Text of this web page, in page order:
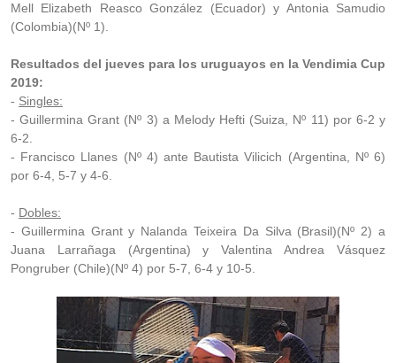
Mell Elizabeth Reasco González (Ecuador) y Antonia Samudio
(Colombia)(Nº 1).
Resultados del jueves para los uruguayos en la Vendimia Cup
2019:
- Singles:
- Guillermina Grant (Nº 3) a Melody Hefti (Suiza, Nº 11) por 6-2 y
6-2.
- Francisco Llanes (Nº 4) ante Bautista Vilicich (Argentina, Nº 6)
por 6-4, 5-7 y 4-6.
- Dobles:
- Guillermina Grant y Nalanda Teixeira Da Silva (Brasil)(Nº 2) a
Juana Larrañaga (Argentina) y Valentina Andrea Vásquez
Pongruber (Chile)(Nº 4) por 5-7, 6-4 y 10-5.